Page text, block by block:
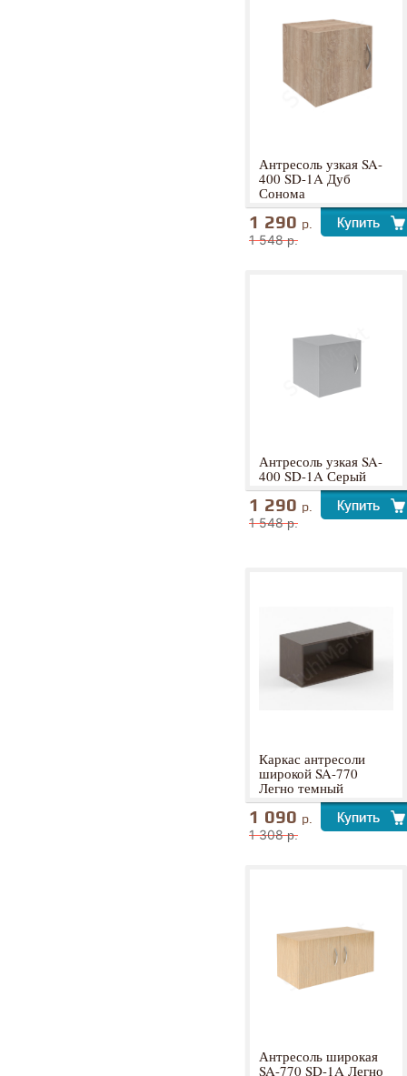
Антресоль узкая SA-
400 SD-1A Дуб
Сонома
1 548р.
1 290 р.
Антресоль узкая SA-
400 SD-1A Серый
1 548р.
1 290 р.
Каркас антресоли
широкой SA-770
Легно темный
1 308р.
1 090 р.
Антресоль широкая
SA-770 SD-1A Легно